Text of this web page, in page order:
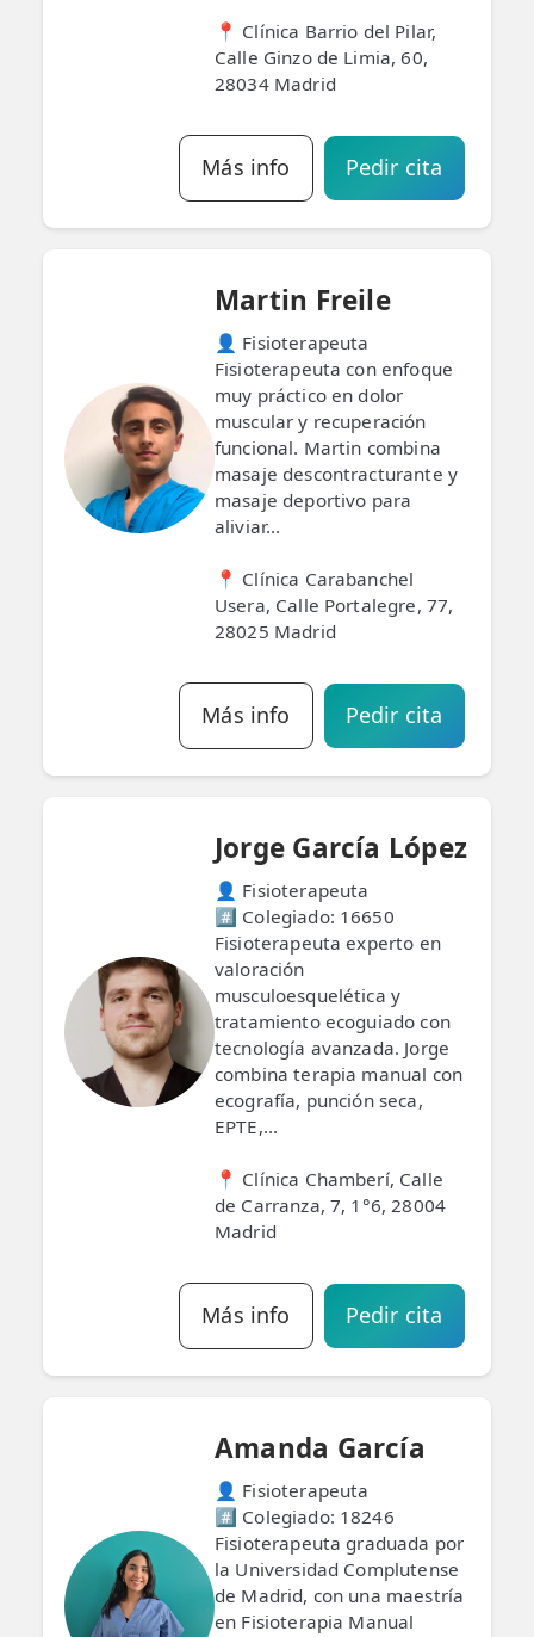
Dolor de Cabeza
Hernia Discal
Bursitis de Hombro
Síndrome Piramidal
Tendinitis de Aquiles
📍 Clínica Barrio del Pilar,
Calle Ginzo de Limia, 60,
28034 Madrid
Más info Pedir cita
Martin Freile
👤 Fisioterapeuta
Fisioterapeuta con enfoque
muy práctico en dolor
muscular y recuperación
funcional. Martin combina
masaje descontracturante y
masaje deportivo para
aliviar...
📍 Clínica Carabanchel
Usera, Calle Portalegre, 77,
28025 Madrid
Más info Pedir cita
Jorge García López
👤 Fisioterapeuta
#️⃣ Colegiado: 16650
Fisioterapeuta experto en
valoración
musculoesquelética y
tratamiento ecoguiado con
tecnología avanzada. Jorge
combina terapia manual con
ecografía, punción seca,
EPTE,...
📍 Clínica Chamberí, Calle
de Carranza, 7, 1°6, 28004
Madrid
Más info Pedir cita
Amanda García
👤 Fisioterapeuta
#️⃣ Colegiado: 18246
Fisioterapeuta graduada por
la Universidad Complutense
de Madrid, con una maestría
en Fisioterapia Manual